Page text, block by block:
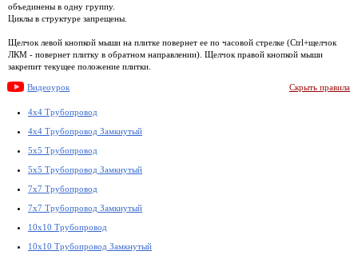
объединены в одну группу.
Циклы в структуре запрещены.
Щелчок левой кнопкой мыши на плитке повернет ее по часовой стрелке (Ctrl+щелчок
ЛКМ - повернет плитку в обратном направлении). Щелчок правой кнопкой мыши
закрепит текущее положение плитки.
Видеоурок Скрыть правила
4x4 Трубопровод
4x4 Трубопровод Замкнутый
5x5 Трубопровод
5x5 Трубопровод Замкнутый
7x7 Трубопровод
7x7 Трубопровод Замкнутый
10x10 Трубопровод
10x10 Трубопровод Замкнутый